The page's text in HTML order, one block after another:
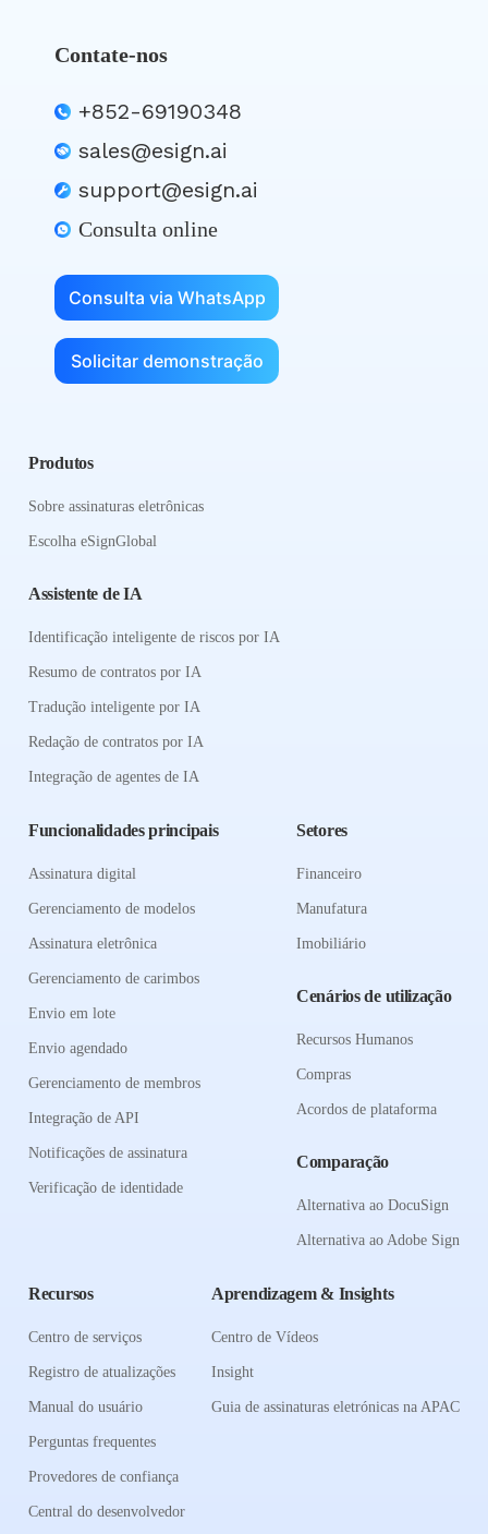
Contate-nos
+852-69190348
sales@esign.ai
support@esign.ai
Consulta online
Consulta via WhatsApp
Solicitar demonstração
Produtos
Sobre assinaturas eletrônicas
Escolha eSignGlobal
Assistente de IA
Identificação inteligente de riscos por IA
Resumo de contratos por IA
Tradução inteligente por IA
Redação de contratos por IA
Integração de agentes de IA
Funcionalidades principais
Assinatura digital
Gerenciamento de modelos
Assinatura eletrônica
Gerenciamento de carimbos
Envio em lote
Envio agendado
Gerenciamento de membros
Integração de API
Notificações de assinatura
Verificação de identidade
Setores
Financeiro
Manufatura
Imobiliário
Cenários de utilização
Recursos Humanos
Compras
Acordos de plataforma
Comparação
Alternativa ao DocuSign
Alternativa ao Adobe Sign
Recursos
Centro de serviços
Registro de atualizações
Manual do usuário
Perguntas frequentes
Provedores de confiança
Central do desenvolvedor
Aprendizagem & Insights
Centro de Vídeos
Insight
Guia de assinaturas eletrónicas na APAC